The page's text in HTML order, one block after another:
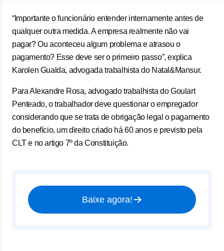
“Importante o funcionário entender internamente antes de
qualquer outra medida. A empresa realmente não vai
pagar? Ou aconteceu algum problema e atrasou o
pagamento? Esse deve ser o primeiro passo”, explica
Karolen Gualda, advogada trabalhista do Natal&Mansur.
Para Alexandre Rosa, advogado trabalhista do Goulart
Penteado, o trabalhador deve questionar o empregador
considerando que se trata de obrigação legal o pagamento
do benefício, um direito criado há 60 anos e previsto pela
CLT e no artigo 7º da Constituição.
Baixe agora!